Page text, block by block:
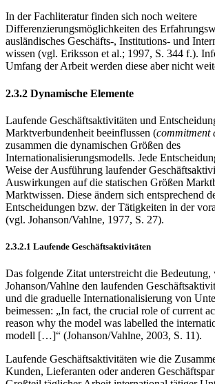
In der Fachliteratur finden sich noch weitere
Differenzierungsmöglichkeiten des
ausländisches Geschäfts-, Institutions- und
wissen (vgl. Eriksson et al.; 1997, S. 344 f.).
Umfang der Arbeit werden diese aber nicht
2.3.2 Dynamische Elemente
Laufende Geschäftsaktivitäten und
Marktverbundenheit beeinflussen (commitment
zusammen die dynamischen Größen des
Internationalisierungsmodells. Jede
Weise der Ausführung laufender
Auswirkungen auf die statischen Größen
Marktwissen. Diese ändern sich entsprechend
Entscheidungen bzw. der Tätigkeiten in der
(vgl. Johanson/Vahlne, 1977, S. 27).
2.3.2.1 Laufende Geschäftsaktivitäten
Das folgende Zitat unterstreicht die Bedeutung,
Johanson/Vahlne den laufenden
und die graduelle Internationalisierung von
beimessen: „In fact, the crucial role of current
reason why the model was labelled the
modell […]“ (Johanson/Vahlne, 2003, S. 11).
Laufende Geschäftsaktivitäten wie die
Kunden, Lieferanten oder anderen